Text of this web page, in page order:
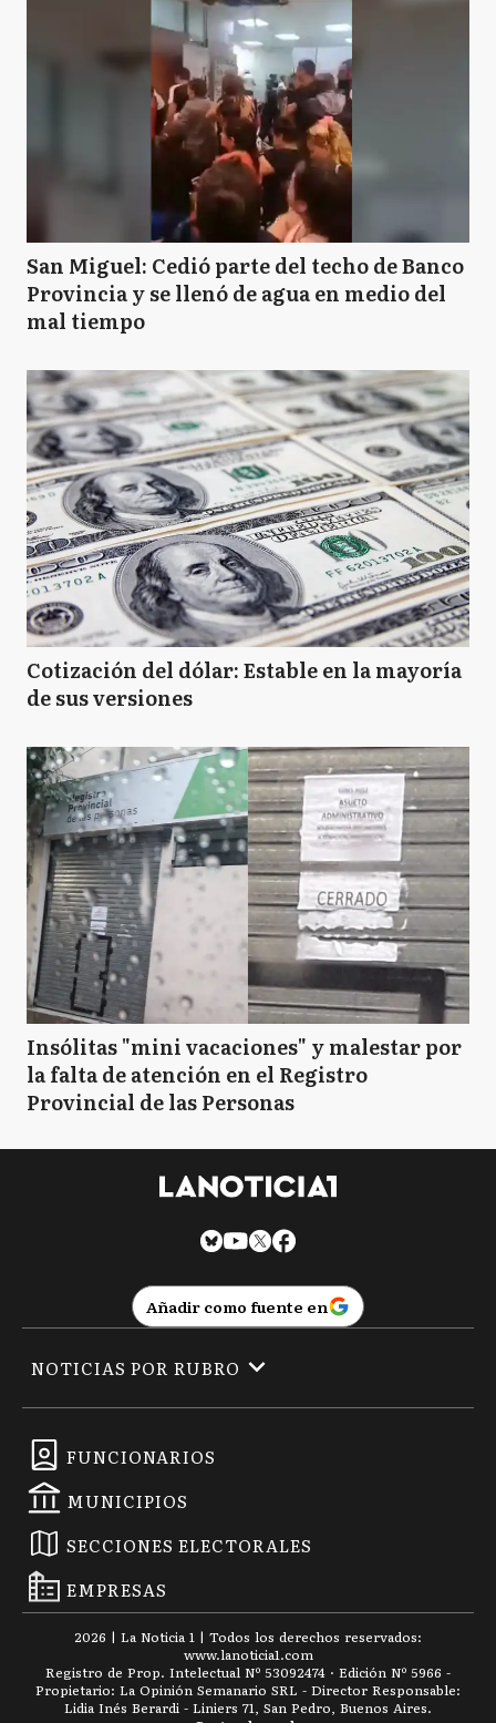
San Miguel: Cedió parte del techo de Banco
Provincia y se llenó de agua en medio del
mal tiempo
Cotización del dólar: Estable en la mayoría
de sus versiones
Insólitas "mini vacaciones" y malestar por
la falta de atención en el Registro
Provincial de las Personas
Añadir como fuente en
FUNCIONARIOS
MUNICIPIOS
SECCIONES ELECTORALES
EMPRESAS
NOTICIAS POR RUBRO
2026 | La Noticia 1 | Todos los derechos reservados:
www.lanoticia1.com
Registro de Prop. Intelectual Nº 53092474 · Edición Nº 5966 -
Propietario: La Opinión Semanario SRL - Director Responsable:
Lidia Inés Berardi - Liniers 71, San Pedro, Buenos Aires.